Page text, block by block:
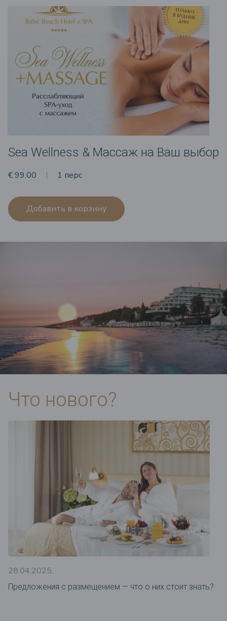
Sea Wellness & Массаж на Ваш выбор
€ 99.00 1 перс
Добавить в корзину
Что нового?
28.04.2025.
Предложения c размещением — что о них стоит знать?